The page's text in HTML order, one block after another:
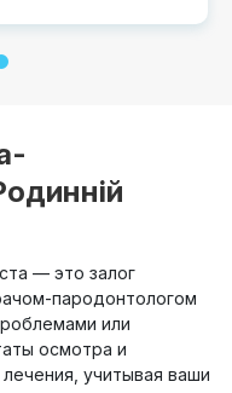
— это залог
пародонтологом
или
осмотра и
учитывая ваши